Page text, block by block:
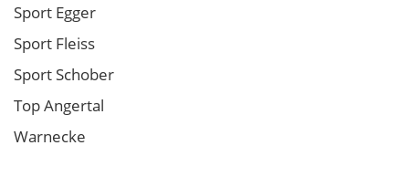
Sport Egger
Sport Fleiss
Sport Schober
Top Angertal
Warnecke